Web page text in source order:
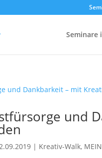
Seminare
und
| Kreativ-Walk,